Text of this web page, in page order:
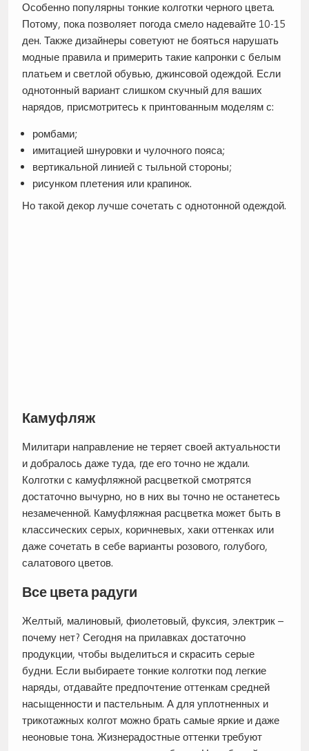
Особенно популярны тонкие колготки черного цвета.
Потому, пока позволяет погода смело надевайте 10-15
ден. Также дизайнеры советуют не бояться нарушать
модные правила и примерить такие капронки с белым
платьем и светлой обувью, джинсовой одеждой. Если
однотонный вариант слишком скучный для ваших
нарядов, присмотритесь к принтованным моделям с:
ромбами;
имитацией шнуровки и чулочного пояса;
вертикальной линией с тыльной стороны;
рисунком плетения или крапинок.
Но такой декор лучше сочетать с однотонной одеждой.
Камуфляж
Милитари направление не теряет своей актуальности
и добралось даже туда, где его точно не ждали.
Колготки с камуфляжной расцветкой смотрятся
достаточно вычурно, но в них вы точно не останетесь
незамеченной. Камуфляжная расцветка может быть в
классических серых, коричневых, хаки оттенках или
даже сочетать в себе варианты розового, голубого,
салатового цветов.
Все цвета радуги
Желтый, малиновый, фиолетовый, фуксия, электрик –
почему нет? Сегодня на прилавках достаточно
продукции, чтобы выделиться и скрасить серые
будни. Если выбираете тонкие колготки под легкие
наряды, отдавайте предпочтение оттенкам средней
насыщенности и пастельным. А для уплотненных и
трикотажных колгот можно брать самые яркие и даже
неоновые тона. Жизнерадостные оттенки требуют